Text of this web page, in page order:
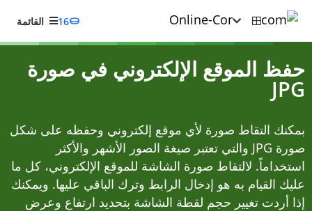
16 القائمة
حفظ الموقع الإلكتروني في صورة
JPG
بمكنك التقاط صورة لأي موقع إلكتروني وحفظه على شكل
صورة JPG والتي تعتبر صيغة الصور الأشهر والأكثر
استخداماً. لالتقاط صورة الشاشة للموقع الإلكتروني، كل ما
عليك القيام به هو إدخال الرابط وترك الباقي عليها. ويمكنك
إذا أردت تغيير حجم لقطة الشاشة بتحديد ارتفاع وعرض